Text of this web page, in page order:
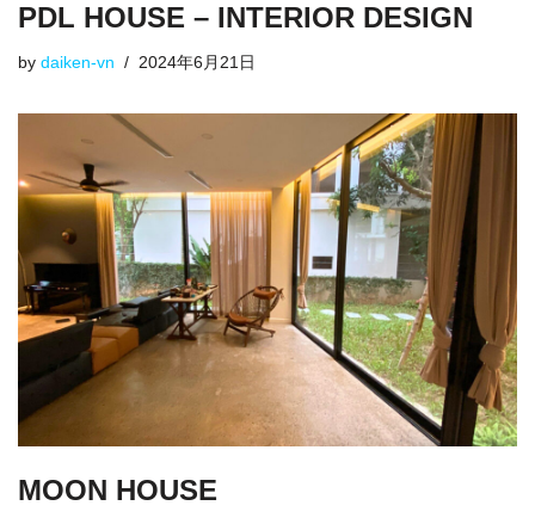
PDL HOUSE – INTERIOR DESIGN
by daiken-vn 2024年6月21日
MOON HOUSE